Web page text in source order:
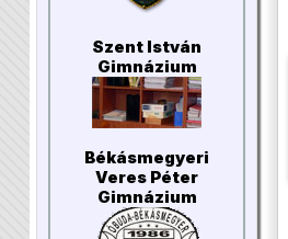
Szent István
Gimnázium
Békásmegyeri
Veres Péter
Gimnázium